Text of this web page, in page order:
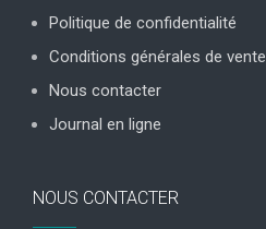
Politique de confidentialité
Conditions générales de vente
Nous contacter
Journal en ligne
NOUS CONTACTER